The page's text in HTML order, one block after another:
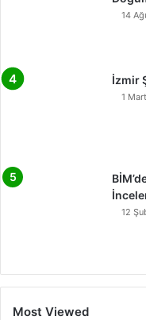
14
İzmir
1
12
Most Viewed